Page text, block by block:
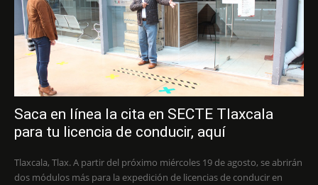
Saca en línea la cita en SECTE Tlaxcala
para tu licencia de conducir, aquí
Tlaxcala, Tlax. A partir del próximo miércoles 19 de agosto, se abrirán
dos módulos más para la expedición de licencias de conducir en